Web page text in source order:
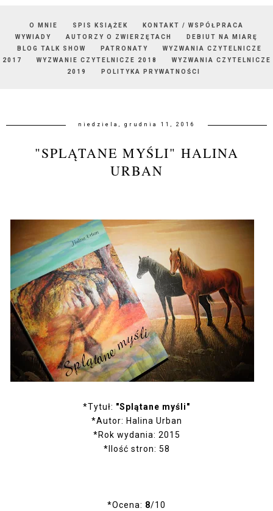
O MNIE SPIS KSIĄŻEK
KONTAKT / WSPÓŁPRACA
WYWIADY
AUTORZY O ZWIERZĘTACH
DEBIUT NA MIARĘ
BLOG TALK SHOW
PATRONATY
WYZWANIA CZYTELNICZE
2017
WYZWANIE CZYTELNICZE 2018
WYZWANIA CZYTELNICZE
2019
POLITYKA PRYWATNOŚCI
niedziela, grudnia 11, 2016
"SPLĄTANE MYŚLI" HALINA
URBAN
*Tytuł: "Splątane myśli"
*Autor: Halina Urban
*Rok wydania: 2015
*Ilość stron: 58
*Ocena: 8/10